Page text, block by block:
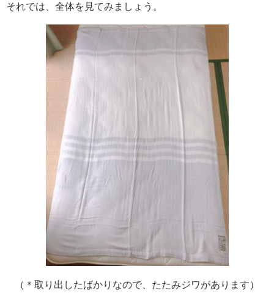
それでは、全体を見てみましょう。
（＊取り出したばかりなので、たたみジワがあります）